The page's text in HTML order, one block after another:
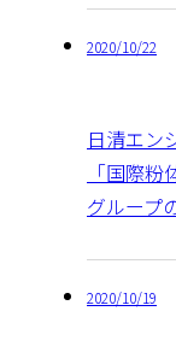
2020/10/22
日清エン
「国際
グループ
2020/10/19